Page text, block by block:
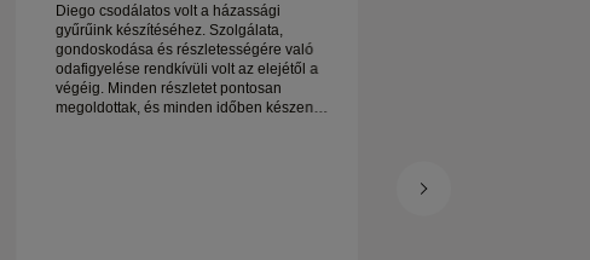
Diego csodálatos volt a házassági
gyűrűink készítéséhez. Szolgálata,
gondoskodása és részletességére való
odafigyelése rendkívüli volt az elejétől a
végéig. Minden részletet pontosan
megoldottak, és minden időben készen